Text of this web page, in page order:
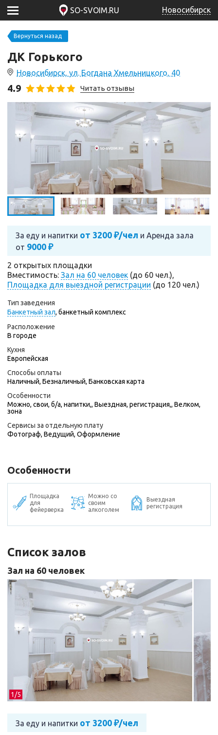
SO-SVOIM.RU Новосибирск
Вернуться назад
ДК Горького
Новосибирск, ул. Богдана Хмельницкого, 40
4.9 Читать отзывы
За еду и напитки от 3200 ₽/чел и Аренда зала
от 9000 ₽
2 открытых площадки
Вместимость: Зал на 60 человек (до 60 чел.),
Площадка для выездной регистрации (до 120 чел.)
Тип заведения
Банкетный зал, банкетный комплекс
Расположение
В городе
Кухня
Европейская
Способы оплаты
Наличный, Безналичный, Банковская карта
Особенности
Можно, свои, б/а, напитки,, Выездная, регистрация,, Велком,
зона
Сервисы за отдельную плату
Фотограф, Ведущий, Оформление
Особенности
Площадка
для
фейерверка
Можно со
своим
алкоголем
Выездная
регистрация
Список залов
1/5
Зал на 60 человек
За еду и напитки от 3200 ₽/чел